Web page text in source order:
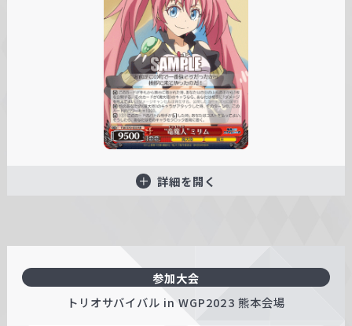
詳細を開く
参加大会
トリオサバイバル in WGP2023 熊本会場